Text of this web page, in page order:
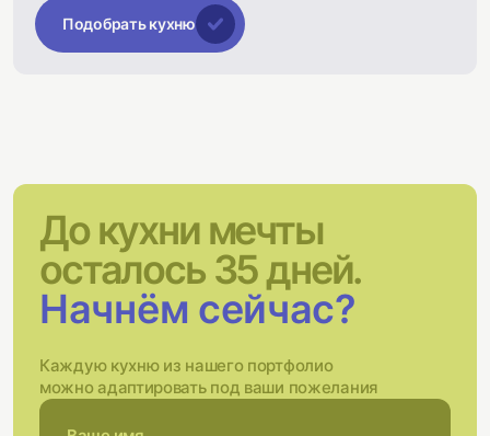
Подобрать кухню
До кухни мечты
осталось 35 дней.
Начнём сейчас?
Каждую кухню из нашего портфолио
можно адаптировать под ваши пожелания